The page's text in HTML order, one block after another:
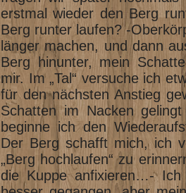
erstmal wieder den Berg
Berg runter laufen? -
länger machen, und dann
Berg hinunter, mein
mir. Im „Tal“ versuche ich
für den nächsten Anstieg
Schatten im Nacken
beginne ich den
Der Berg schafft mich, ich
„Berg hochlaufen“ zu
die Kuppe anfixieren…-